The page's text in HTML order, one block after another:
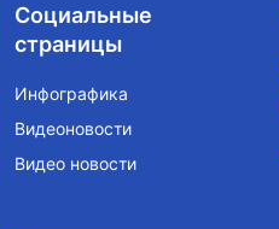
Социальные
страницы
Инфографика
Видеоновости
Видео новости